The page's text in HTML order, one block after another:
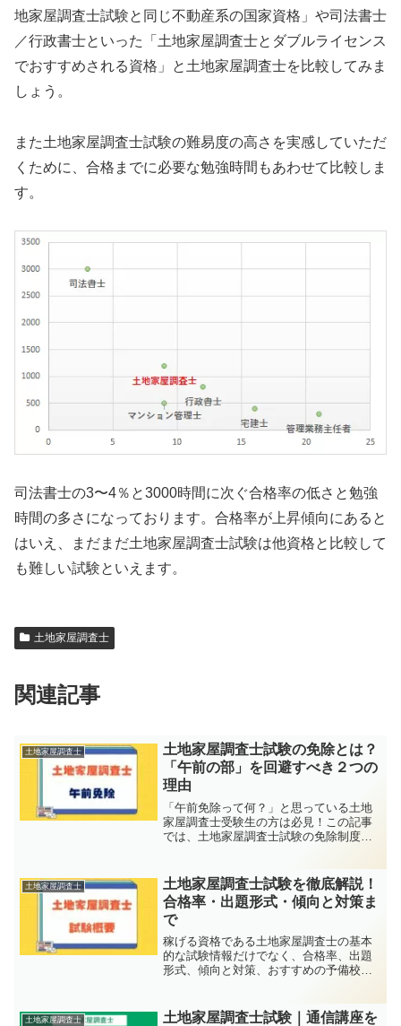
地家屋調査士試験と同じ不動産系の国家資格」や司法書士
／行政書士といった「土地家屋調査士とダブルライセンス
でおすすめされる資格」と土地家屋調査士を比較してみま
しょう。
また土地家屋調査士試験の難易度の高さを実感していただ
くために、合格までに必要な勉強時間もあわせて比較しま
す。
司法書士の3〜4％と3000時間に次ぐ合格率の低さと勉強
時間の多さになっております。合格率が上昇傾向にあると
はいえ、まだまだ土地家屋調査士試験は他資格と比較して
も難しい試験といえます。
土地家屋調査士
関連記事
土地家屋調査士
土地家屋調査士試験の免除とは？
「午前の部」を回避すべき２つの
理由
「午前免除って何？」と思っている土地
家屋調査士受験生の方は必見！この記事
では、土地家屋調査士試験の免除制度に
の部」があるのですが、実は「午前の
部」は条件を満たすと免除に...
土地家屋調査士
土地家屋調査士試験を徹底解説！
合格率・出題形式・傾向と対策ま
で
稼げる資格である土地家屋調査士の基本
的な試験情報だけでなく、合格率、出題
形式、傾向と対策、おすすめの予備校ま
土地家屋調査士
土地家屋調査士試験｜通信講座を